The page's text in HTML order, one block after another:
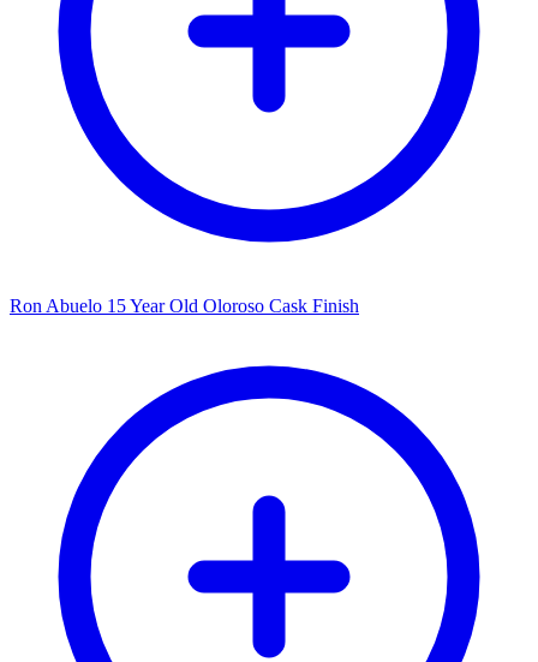
Ron Abuelo 15 Year Old Oloroso Cask Finish